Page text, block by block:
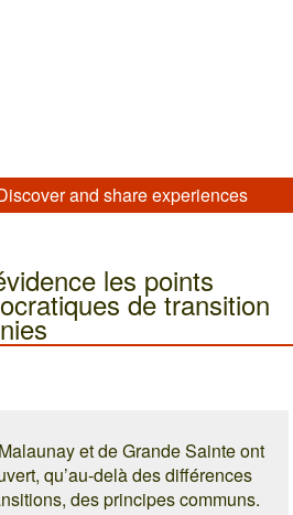
and share experiences
les points
de transition
et de Grande Sainte ont
qu’au-delà des différences
des principes communs.